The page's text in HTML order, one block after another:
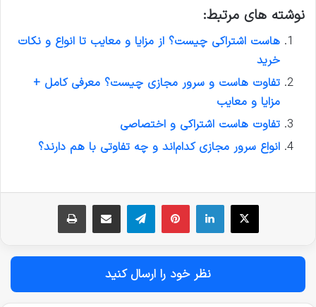
نوشته های مرتبط:
هاست اشتراکی چیست؟ از مزایا و معایب تا انواع و نکات
خرید
تفاوت هاست و سرور مجازی چیست؟ معرفی کامل +‌
مزایا و معایب
تفاوت هاست اشتراکی و اختصاصی
انواع سرور مجازی کدام‌اند و چه تفاوتی با هم دارند؟
نظر خود را ارسال کنید